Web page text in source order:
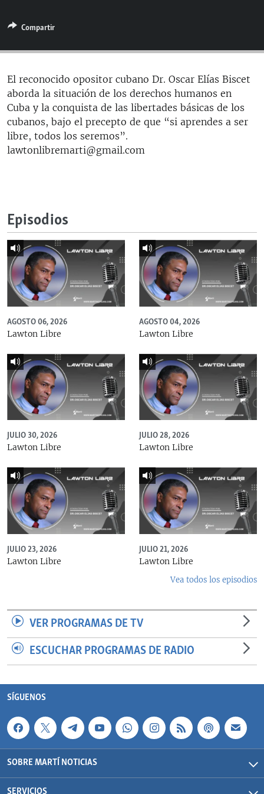
ESPECIALES
ESPECIALES
LA REALIDAD DE LA VIVIENDA EN CUBA
SER VIEJO EN CUBA
KENTU-CUBANO
LOS SANTOS DE HIALEAH
DESINFORMACIÓN RUSA EN AMÉRICA LATINA
MULTIMEDIA
EDITORIALES
SÍGUENOS
Compartir
El reconocido opositor cubano Dr. Oscar Elías Biscet
aborda la situación de los derechos humanos en
Cuba y la conquista de las libertades básicas de los
cubanos, bajo el precepto de que “si aprendes a ser
libre, todos los seremos”.
lawtonlibremarti@gmail.com
Episodios
AGOSTO 06, 2026
Lawton Libre
AGOSTO 04, 2026
Lawton Libre
JULIO 30, 2026
Lawton Libre
JULIO 28, 2026
Lawton Libre
JULIO 23, 2026
Lawton Libre
JULIO 21, 2026
Lawton Libre
Vea todos los episodios
VER PROGRAMAS DE TV
ESCUCHAR PROGRAMAS DE RADIO
SÍGUENOS
SOBRE MARTÍ NOTICIAS
SERVICIOS